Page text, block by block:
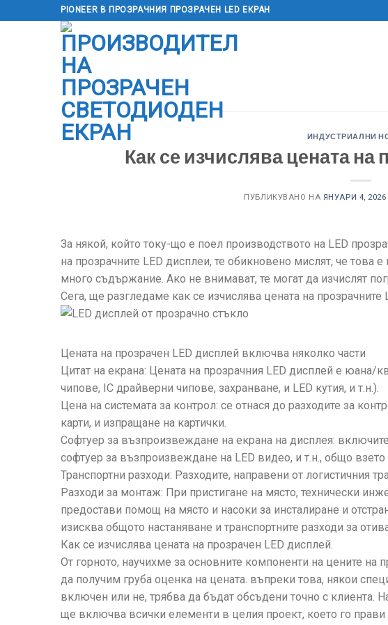
към
PIONEER В ПРОЗРАЧНИЯ ПРОЗРАЧЕН LED ЕКРАН
ИНДУСТРИАЛНИ
Как се изчислява цената на
ПУБЛИКУВАНО НА ЯНУАРИ 4, 2026
За някой, който току-що е поел производството на LED
на прозрачните LED дисплеи, те обикновено мислят, че това
много съдържание. Ако не внимават, те могат да изчислят
Сега, ще разгледаме как се изчислява цената на прозрачните
Цената на прозрачен LED дисплей включва няколко части
Цитат на екрана: Цената на прозрачния LED дисплей е юана/
чипове, IC драйверни чипове, захранване, и LED кутия, и т.н.).
Цена на системата за контрол: се отнася до разходите за
карти, и изпращане на картички.
Софтуер за възпроизвеждане на екрана на дисплея:
софтуер за възпроизвеждане на LED видео, и т.н., общо взето
Транспортни разходи: Разходите, направени от логистичния
Разходи за монтаж: При пристигане на място, технически
предостави помощ на място и насоки за инсталиране и
изисква общото настаняване и транспортните разходи за
Как се изчислява цената на прозрачен LED дисплей.
От горното, научихме за основните компоненти на цените на
да получим груба оценка на цената. въпреки това, някои
включен или не, трябва да бъдат обсъдени точно с
ще включва всички елементи в целия проект, което го прави